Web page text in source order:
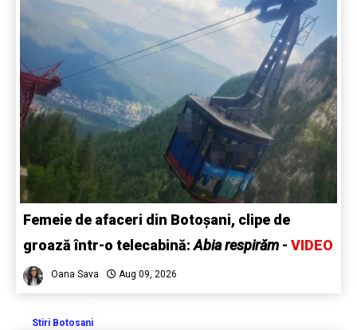
Femeie de afaceri din Botoșani, clipe de
groază într-o telecabină:Abia respirăm - VIDEO
Oana Sava Aug 09, 2026
Stiri Botosani